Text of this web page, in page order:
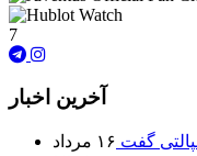
7
آخرین اخبار
گفت
۱۶ مرداد